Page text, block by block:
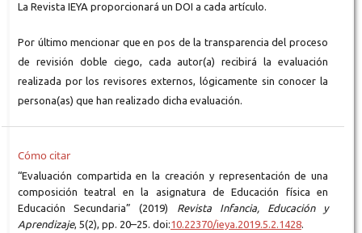
La Revista IEYA proporcionará un DOI a cada artículo.
Por último mencionar que en pos de la transparencia del proceso
de revisión doble ciego, cada autor(a) recibirá la evaluación
realizada por los revisores externos, lógicamente sin conocer la
persona(as) que han realizado dicha evaluación.
Cómo citar
“Evaluación compartida en la creación y representación de una
composición teatral en la asignatura de Educación física en
Educación Secundaria” (2019)
Revista Infancia, Educación y
Aprendizaje, 5(2), pp. 20–25. doi:10.22370/ieya.2019.5.2.1428.